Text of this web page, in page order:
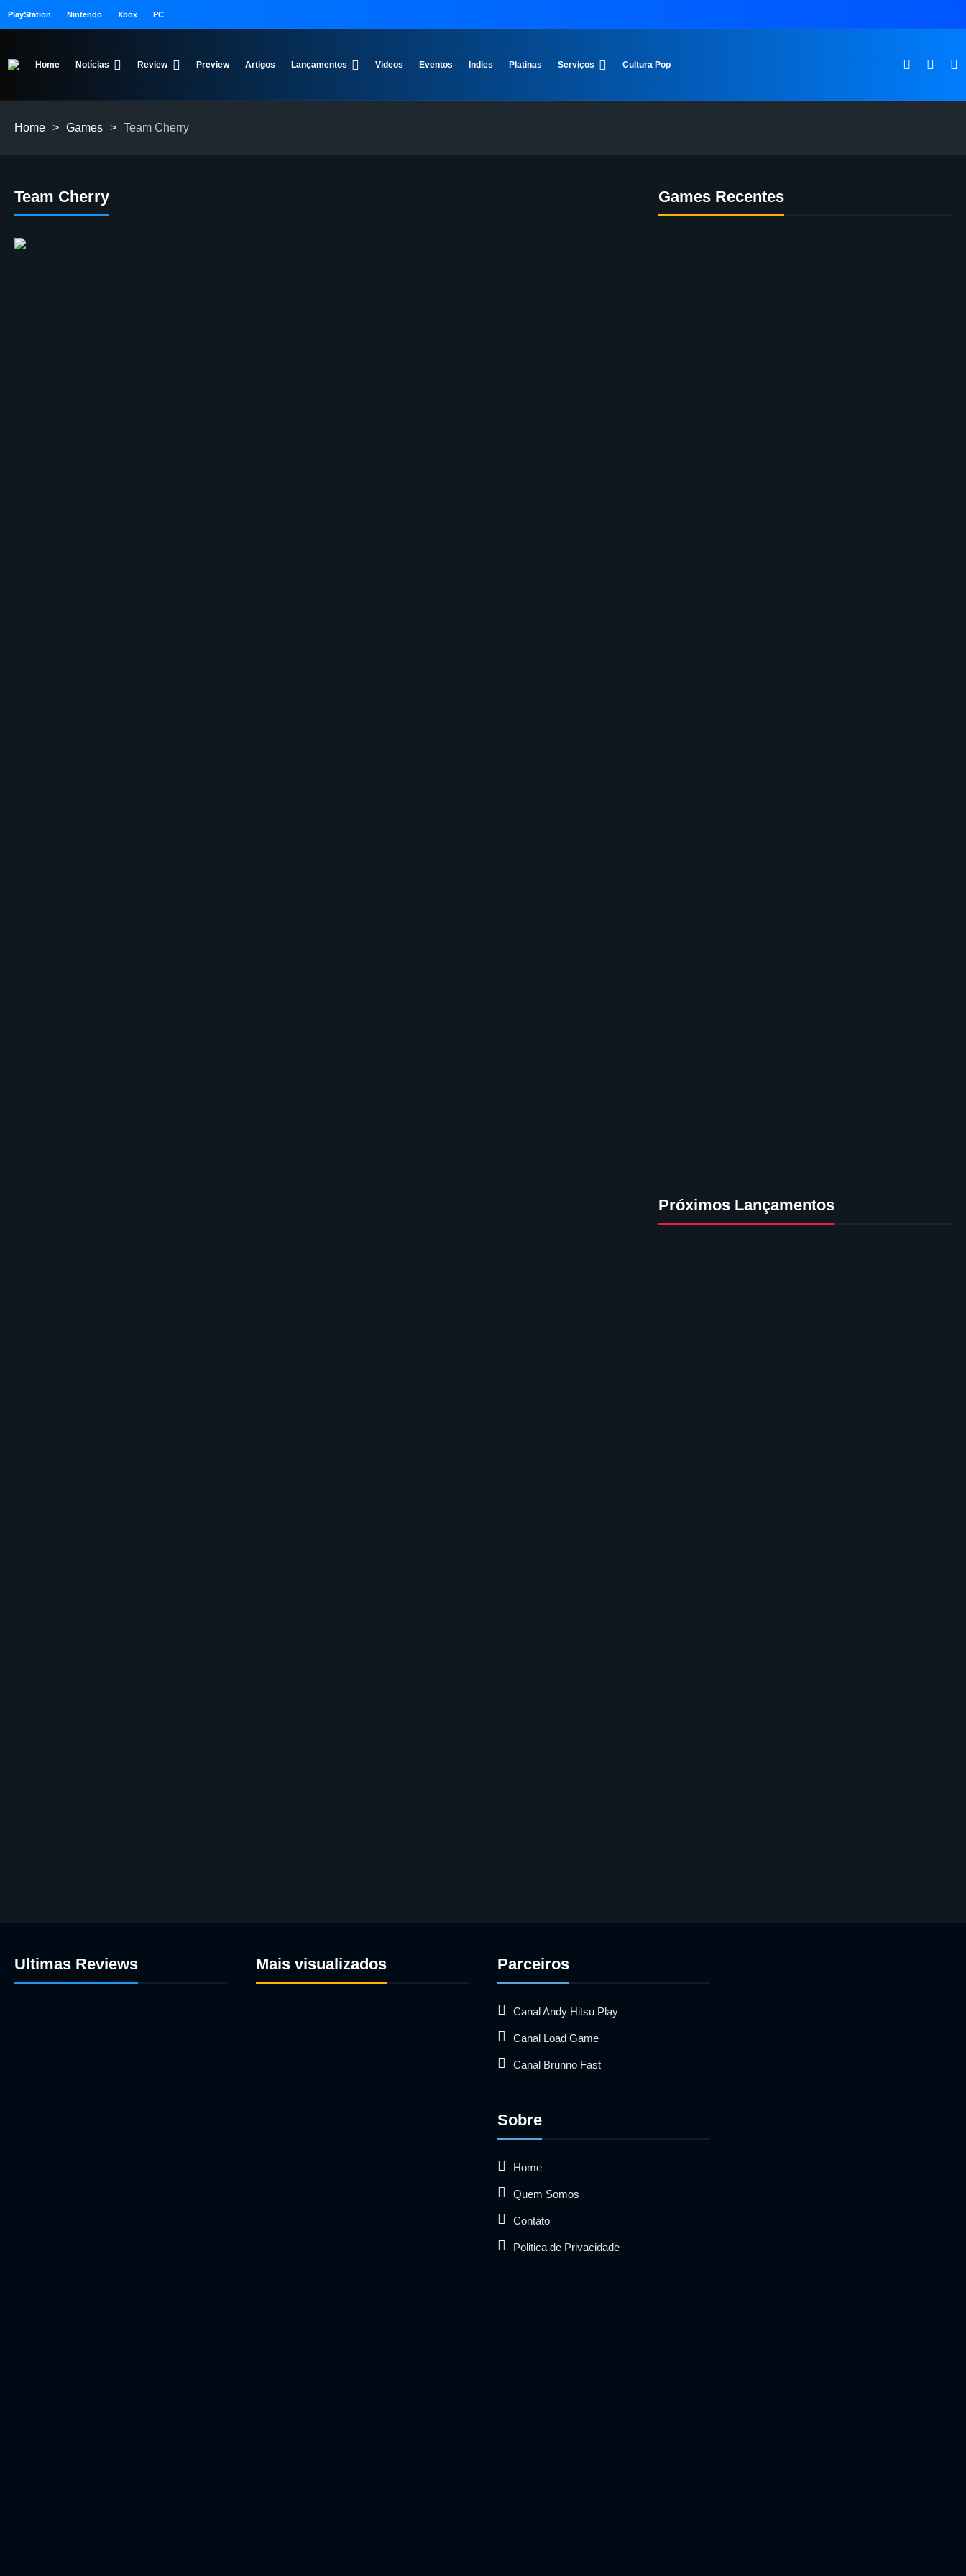
PlayStation Nintendo Xbox PC
Home Notícias Review Preview Artigos Lançamentos Videos Eventos Indies Platinas Serviços Cultura Pop
Home > Games > Team Cherry
Team Cherry Games Recentes
Próximos Lançamentos
Ultimas Reviews Mais visualizados Parceiros
Canal Andy Hitsu Play
Canal Load Game
Canal Brunno Fast
Sobre
Home
Quem Somos
Contato
Politica de Privacidade